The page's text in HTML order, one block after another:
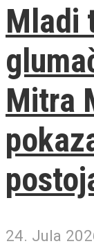
Mladi
Mitra
24. Jula